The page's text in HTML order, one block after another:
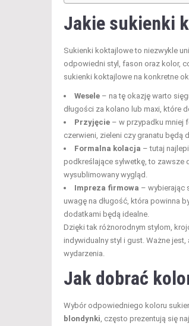
Jakie sukienki
Sukienki koktajlowe to niezwykle
odpowiedni styl, fason oraz kolor,
sukienki koktajlowe na konkretne
Wesele – na tę okazję warto
długości za kolano lub maxi, które
Przyjęcie – w przypadku mniej
czerwieni, zieleni czy granatu będą
Formalna kolacja – tutaj
podkreślające sylwetkę, to zawsze
wysublimowany wygląd.
Impreza firmowa – wybierając
uwagę na długość, która powinna
dodatkami będą idealne.
Dzięki tak różnorodnym stylom,
indywidualny styl i gust. Ważne
wydarzenia.
Jak dobrać
Wybór odpowiedniego koloru
blondynki , często prezentują się